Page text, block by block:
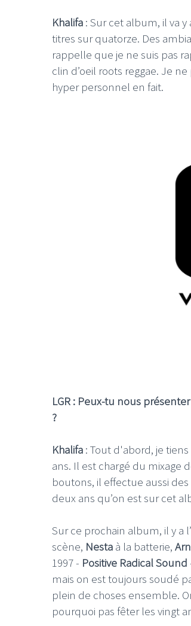
Khalifa : Sur cet album, il va
titres sur quatorze. Des
rappelle que je ne suis pas
clin d’oeil roots reggae. Je
hyper personnel en fait.
LGR : Peux-tu nous
?
Khalifa : Tout d'abord, je
ans. Il est chargé du mixage
boutons, il effectue aussi
deux ans qu’on est sur cet
Sur ce prochain album, il y a
scène, Nesta à la batterie,
1997 - Positive Radical Sound
mais on est toujours soudé
plein de choses ensemble.
pourquoi pas fêter les vingt